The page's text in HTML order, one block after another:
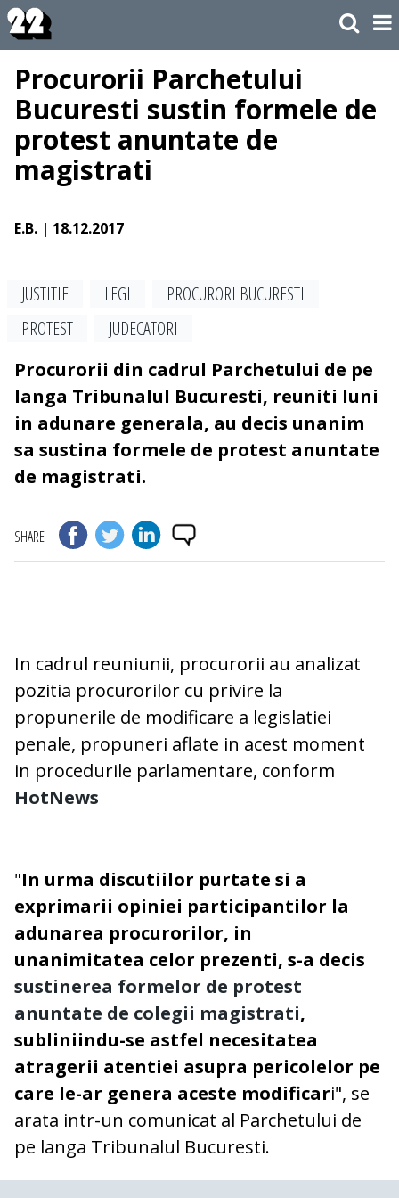
Procurorii Parchetului
Bucuresti sustin formele de
protest anuntate de
magistrati
E.B. | 18.12.2017
JUSTITIE LEGI
PROCURORI BUCURESTI
PROTEST
JUDECATORI
Procurorii din cadrul Parchetului de pe
langa Tribunalul Bucuresti, reuniti luni
in adunare generala, au decis unanim
sa sustina formele de protest anuntate
de magistrati.
SHARE
In cadrul reuniunii, procurorii au analizat
pozitia procurorilor cu privire la
propunerile de modificare a legislatiei
penale, propuneri aflate in acest moment
in procedurile parlamentare, conform
HotNews
"In urma discutiilor purtate si a
exprimarii opiniei participantilor la
adunarea procurorilor, in
unanimitatea celor prezenti, s-a decis
sustinerea formelor de protest
anuntate de colegii magistrati,
subliniindu-se astfel necesitatea
atragerii atentiei asupra pericolelor pe
care le-ar genera aceste modificari", se
arata intr-un comunicat al Parchetului de
pe langa Tribunalul Bucuresti.